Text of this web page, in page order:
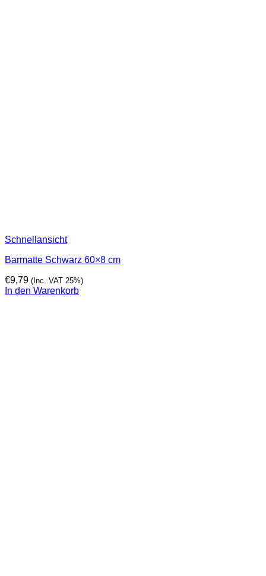
Schnellansicht
Barmatte Schwarz 60×8 cm
€9,79 (Inc. VAT 25%)
In den Warenkorb